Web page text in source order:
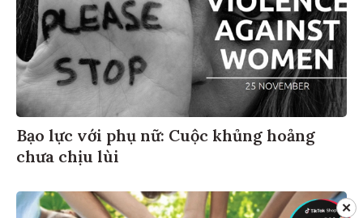
Bạo lực với phụ nữ: Cuộc khủng hoảng
chưa chịu lùi
✕